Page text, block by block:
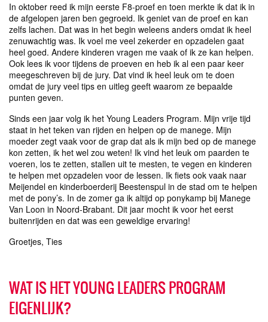
In oktober reed ik mijn eerste F8-proef en toen merkte ik dat ik in
de afgelopen jaren ben gegroeid. Ik geniet van de proef en kan
zelfs lachen. Dat was in het begin weleens anders omdat ik heel
zenuwachtig was. Ik voel me veel zekerder en opzadelen gaat
heel goed. Andere kinderen vragen me vaak of ik ze kan helpen.
Ook lees ik voor tijdens de proeven en heb ik al een paar keer
meegeschreven bij de jury. Dat vind ik heel leuk om te doen
omdat de jury veel tips en uitleg geeft waarom ze bepaalde
punten geven.
Sinds een jaar volg ik het Young Leaders Program. Mijn vrije tijd
staat in het teken van rijden en helpen op de manege. Mijn
moeder zegt vaak voor de grap dat als ik mijn bed op de manege
kon zetten, ik het wel zou weten! Ik vind het leuk om paarden te
voeren, los te zetten, stallen uit te mesten, te vegen en kinderen
te helpen met opzadelen voor de lessen. Ik fiets ook vaak naar
Meijendel en kinderboerderij Beestenspul in de stad om te helpen
met de pony’s. In de zomer ga ik altijd op ponykamp bij Manege
Van Loon in Noord-Brabant. Dit jaar mocht ik voor het eerst
buitenrijden en dat was een geweldige ervaring!
Groetjes, Ties
WAT IS HET YOUNG LEADERS PROGRAM
EIGENLIJK?